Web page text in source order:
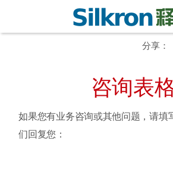
分享：
咨询表
如果您有业务咨询或其他问题，请填
们回复您：